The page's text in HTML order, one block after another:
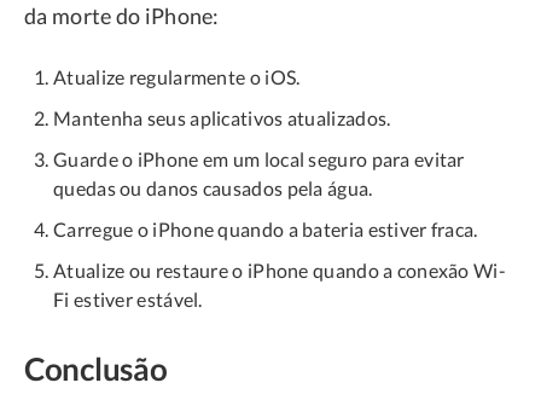
da morte do iPhone:
Atualize regularmente o iOS.
Mantenha seus aplicativos atualizados.
Guarde o iPhone em um local seguro para evitar
quedas ou danos causados pela água.
Carregue o iPhone quando a bateria estiver fraca.
Atualize ou restaure o iPhone quando a conexão Wi-
Fi estiver estável.
Conclusão